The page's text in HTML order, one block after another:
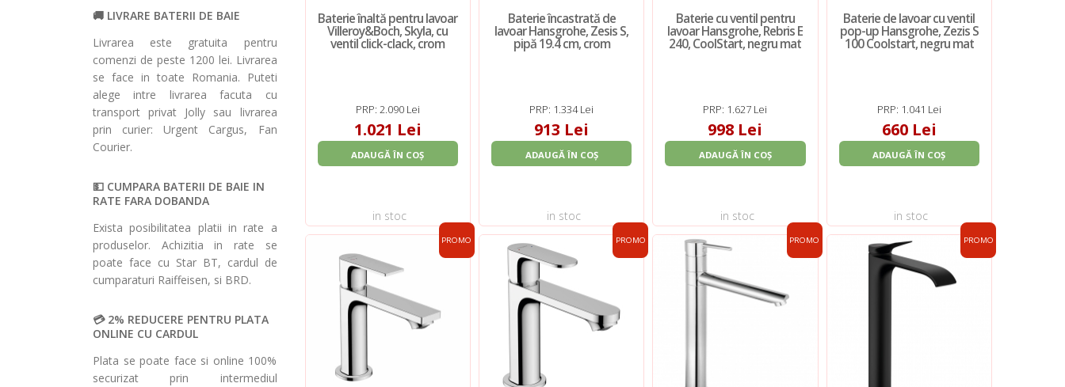
LIVRARE BATERII DE BAIE
Livrarea este gratuita pentru
comenzi de peste 1200 lei. Livrarea
se face in toate Romania. Puteti
alege intre livrarea facuta cu
transport privat Jolly sau livrarea
prin curier: Urgent Cargus, Fan
Courier.
CUMPARA BATERII DE BAIE IN
RATE FARA DOBANDA
Exista posibilitatea platii in rate a
produselor. Achizitia in rate se
poate face cu Star BT, cardul de
cumparaturi Raiffeisen, si BRD.
2% REDUCERE PENTRU PLATA
ONLINE CU CARDUL
Plata se poate face si online 100%
securizat prin intermediul
Baterie înaltă pentru lavoar
Villeroy&Boch, Skyla, cu
ventil click-clack, crom
PRP: 2.090 Lei
1.021 Lei
ADAUGĂ ÎN COȘ
in stoc
Baterie încastrată de
lavoar Hansgrohe, Zesis S,
pipă 19.4 cm, crom
PRP: 1.334 Lei
913 Lei
ADAUGĂ ÎN COȘ
in stoc
Baterie cu ventil pentru
lavoar Hansgrohe, Rebris E
240, CoolStart, negru mat
PRP: 1.627 Lei
998 Lei
ADAUGĂ ÎN COȘ
in stoc
Baterie de lavoar cu ventil
pop-up Hansgrohe, Zezis S
100 Coolstart, negru mat
PRP: 1.041 Lei
660 Lei
ADAUGĂ ÎN COȘ
in stoc
PROMO PROMO PROMO PROMO